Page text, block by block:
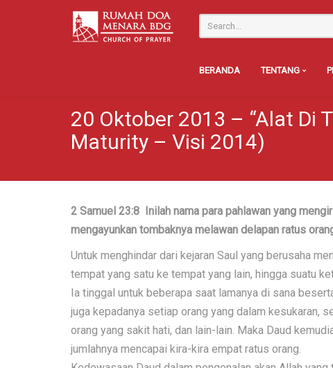
BERANDA TENTANG
20 Oktober 2013 – “Alat Di
Maturity – Visi 2014)
2 Samuel 23:8 Inilah nama para pahlawan yang
mengayunkan tombaknya melawan delapan ratus
Untuk menghindar dari kejaran Saul yang berusaha
tempat yang satu ke tempat yang lain, hingga suatu
Ia tinggal untuk beberapa saat lamanya di sana
juga kepadanya setiap orang yang dalam kesukaran,
orang yang sakit hati, dan lain-lain. Maka Daud
jumlahnya mencapai kira-kira empat ratus orang.